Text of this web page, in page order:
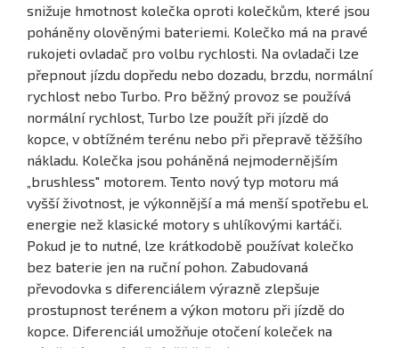
snižuje hmotnost kolečka oproti kolečkům, které jsou
poháněny olověnými bateriemi. Kolečko má na pravé
rukojeti ovladač pro volbu rychlosti. Na ovladači lze
přepnout jízdu dopředu nebo dozadu, brzdu, normální
rychlost nebo Turbo. Pro běžný provoz se používá
normální rychlost, Turbo lze použít při jízdě do
kopce, v obtížném terénu nebo při přepravě těžšího
nákladu. Kolečka jsou poháněná nejmodernějším
„brushless" motorem. Tento nový typ motoru má
vyšší životnost, je výkonnější a má menší spotřebu el.
energie než klasické motory s uhlíkovými kartáči.
Pokud je to nutné, lze krátkodobě používat kolečko
bez baterie jen na ruční pohon. Zabudovaná
převodovka s diferenciálem výrazně zlepšuje
prostupnost terénem a výkon motoru při jízdě do
kopce. Diferenciál umožňuje otočení koleček na